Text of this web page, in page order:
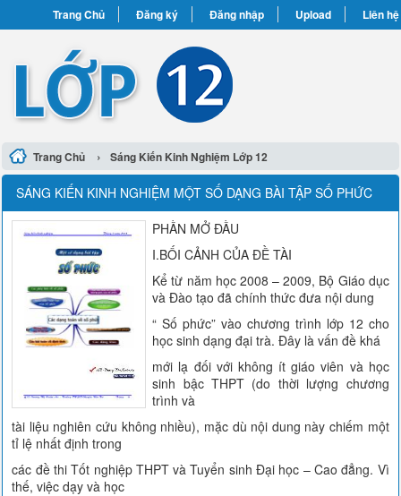
Trang Chủ Đăng ký Đăng nhập Upload Liên hệ
Trang Chủ › Sáng Kiến Kinh Nghiệm Lớp 12
SÁNG KIẾN KINH NGHIỆM MỘT SỐ DẠNG BÀI TẬP SỐ PHỨC
PHẦN MỞ ĐẦU
I.BỐI CẢNH CỦA ĐỀ TÀI
Kể từ năm học 2008 – 2009, Bộ Giáo dục
và Đào tạo đã chính thức đưa nội dung
“ Số phức” vào chương trình lớp 12 cho
học sinh dạng đại trà. Đây là vấn đề khá
mới lạ đối với không ít giáo viên và học
sinh bậc THPT (do thời lượng chương
trình và
tài liệu nghiên cứu không nhiều), mặc dù nội dung này chiếm một
tỉ lệ nhất định trong
các đề thi Tốt nghiệp THPT và Tuyển sinh Đại học – Cao đẳng. Vì
thế, việc dạy và học